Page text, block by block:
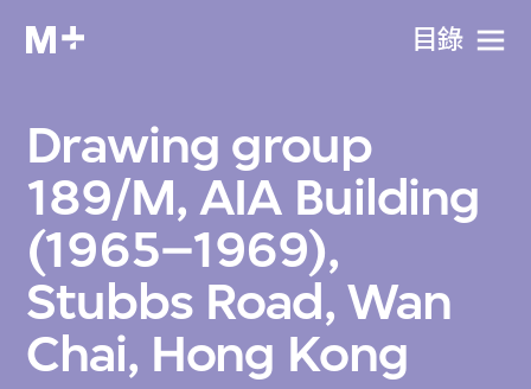
目​錄
Drawing group
189/M, AIA Building
(1965–1969),
Stubbs Road, Wan
Chai, Hong Kong